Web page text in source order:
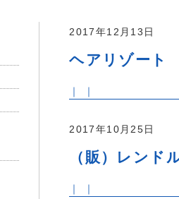
2017年12月13日
ヘアリゾート
｜ ｜
2017年10月25日
（販）レン
｜ ｜